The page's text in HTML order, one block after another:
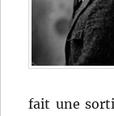
fait une